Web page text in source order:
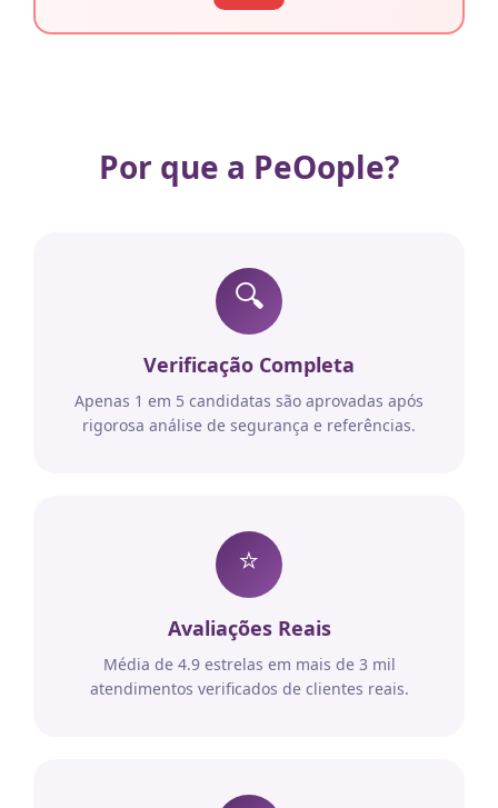
Por que a PeOople?
🔍
Verificação Completa
Apenas 1 em 5 candidatas são aprovadas após
rigorosa análise de segurança e referências.
⭐
Avaliações Reais
Média de 4.9 estrelas em mais de 3 mil
atendimentos verificados de clientes reais.